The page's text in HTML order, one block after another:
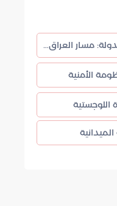
استراتيجية حصر السلاح بيد الدولة: مسار العراق نحو الاستقرار المستدام
الأمنية
اللوجستية
الميدانية